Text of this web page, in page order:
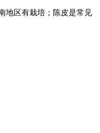
地区有栽培；陈皮是常见